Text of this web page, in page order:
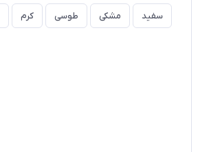
سفید مشکی طوسی کرم